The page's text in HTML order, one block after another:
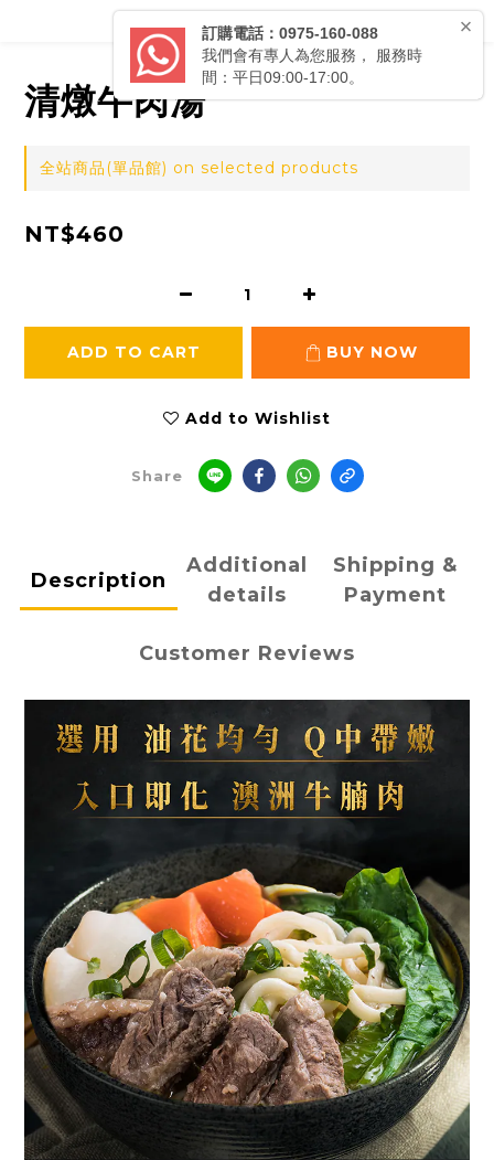
清燉牛肉湯
全站商品(單品館) on selected products
NT$460
ADD TO CART BUY NOW
Add to Wishlist
Share
Description
Additional
details
Shipping &
Payment
Customer Reviews